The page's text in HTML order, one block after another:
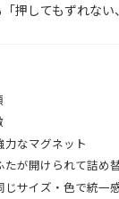
押してもずれな
力なマグネット
たが開けられて詰め
じサイズ・色で統一感